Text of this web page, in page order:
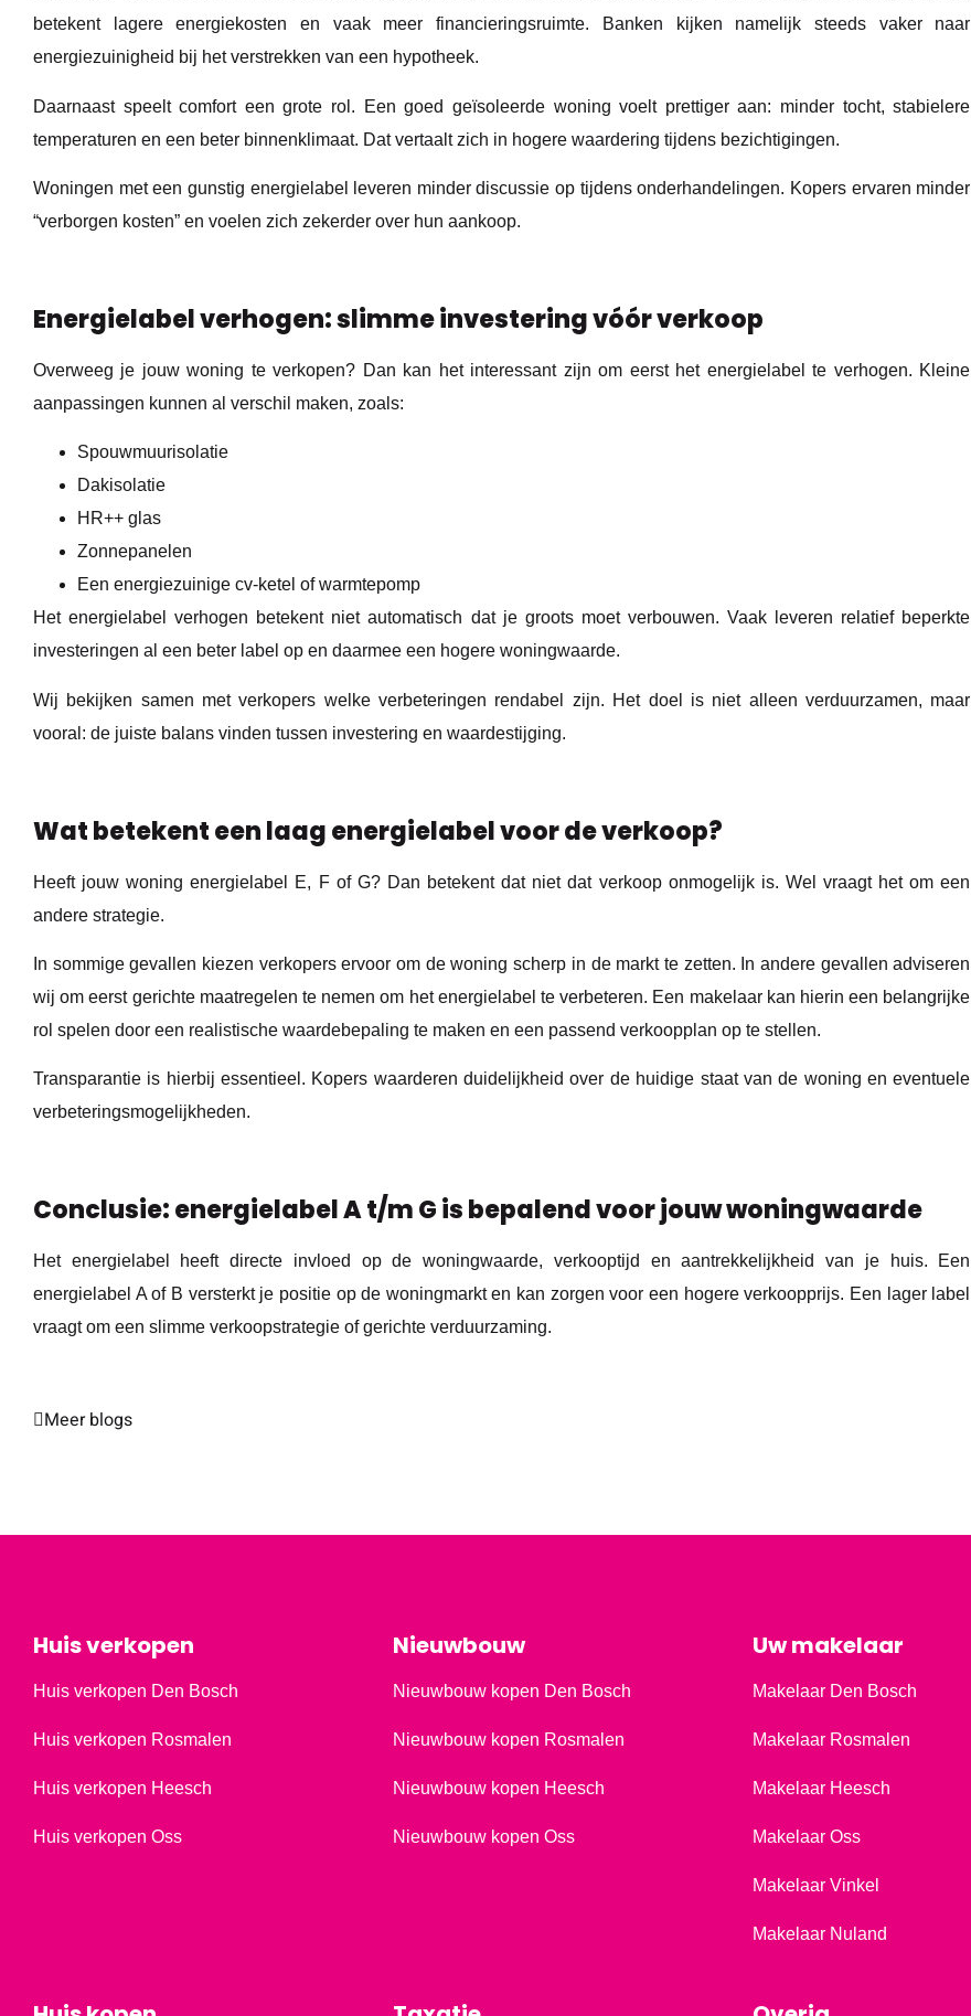
betekent lagere energiekosten en vaak meer financieringsruimte. Banken kijken namelijk steeds vaker naar
energiezuinigheid bij het verstrekken van een hypotheek.
Daarnaast speelt comfort een grote rol. Een goed geïsoleerde woning voelt prettiger aan: minder tocht, stabielere
temperaturen en een beter binnenklimaat. Dat vertaalt zich in hogere waardering tijdens bezichtigingen.
Woningen met een gunstig energielabel leveren minder discussie op tijdens onderhandelingen. Kopers ervaren minder
“verborgen kosten” en voelen zich zekerder over hun aankoop.
Energielabel verhogen: slimme investering vóór verkoop
Overweeg je jouw woning te verkopen? Dan kan het interessant zijn om eerst het energielabel te verhogen. Kleine
aanpassingen kunnen al verschil maken, zoals:
Spouwmuurisolatie
Dakisolatie
HR++ glas
Zonnepanelen
Een energiezuinige cv-ketel of warmtepomp
Het energielabel verhogen betekent niet automatisch dat je groots moet verbouwen. Vaak leveren relatief beperkte
investeringen al een beter label op en daarmee een hogere woningwaarde.
Wij bekijken samen met verkopers welke verbeteringen rendabel zijn. Het doel is niet alleen verduurzamen, maar
vooral: de juiste balans vinden tussen investering en waardestijging.
Wat betekent een laag energielabel voor de verkoop?
Heeft jouw woning energielabel E, F of G? Dan betekent dat niet dat verkoop onmogelijk is. Wel vraagt het om een
andere strategie.
In sommige gevallen kiezen verkopers ervoor om de woning scherp in de markt te zetten. In andere gevallen adviseren
wij om eerst gerichte maatregelen te nemen om het energielabel te verbeteren. Een makelaar kan hierin een belangrijke
rol spelen door een realistische waardebepaling te maken en een passend verkoopplan op te stellen.
Transparantie is hierbij essentieel. Kopers waarderen duidelijkheid over de huidige staat van de woning en eventuele
verbeteringsmogelijkheden.
Conclusie: energielabel A t/m G is bepalend voor jouw woningwaarde
Het energielabel heeft directe invloed op de woningwaarde, verkooptijd en aantrekkelijkheid van je huis. Een
energielabel A of B versterkt je positie op de woningmarkt en kan zorgen voor een hogere verkoopprijs. Een lager label
vraagt om een slimme verkoopstrategie of gerichte verduurzaming.
Meer blogs
Huis verkopen
Huis verkopen Den Bosch
Huis verkopen Rosmalen
Huis verkopen Heesch
Huis verkopen Oss
Nieuwbouw
Nieuwbouw kopen Den Bosch
Nieuwbouw kopen Rosmalen
Nieuwbouw kopen Heesch
Nieuwbouw kopen Oss
Uw makelaar
Makelaar Den Bosch
Makelaar Rosmalen
Makelaar Heesch
Makelaar Oss
Makelaar Vinkel
Makelaar Nuland